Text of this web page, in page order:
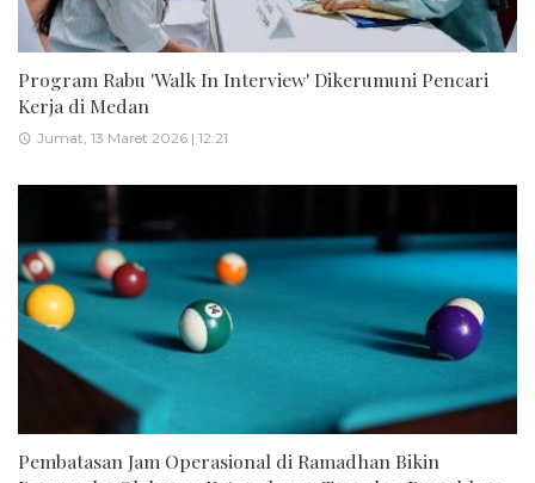
Program Rabu 'Walk In Interview' Dikerumuni Pencari
Kerja di Medan
Jumat, 13 Maret 2026 | 12:21
Pembatasan Jam Operasional di Ramadhan Bikin